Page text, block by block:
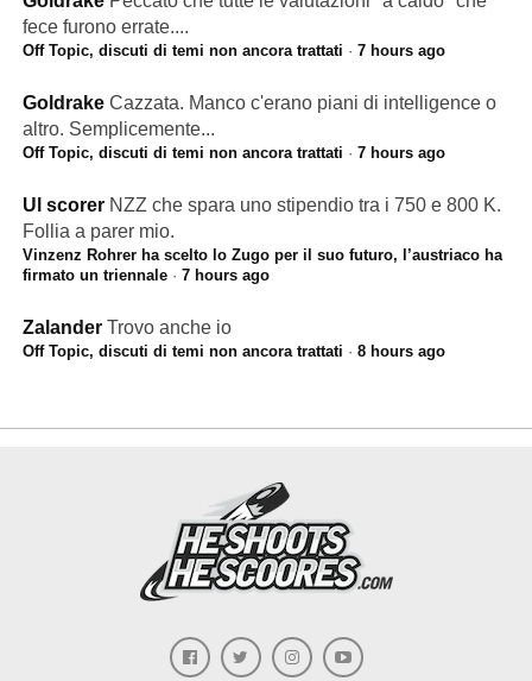
fece furono errate....
Off Topic, discuti di temi non ancora trattati · 7 hours ago
Goldrake Cazzata. Manco c'erano piani di intelligence o
altro. Semplicemente...
Off Topic, discuti di temi non ancora trattati · 7 hours ago
Ul scorer NZZ che spara uno stipendio tra i 750 e 800 K.
Follia a parer mio.
Vinzenz Rohrer ha scelto lo Zugo per il suo futuro, l’austriaco ha
firmato un triennale· 7 hours ago
Zalander Trovo anche io
Off Topic, discuti di temi non ancora trattati · 8 hours ago